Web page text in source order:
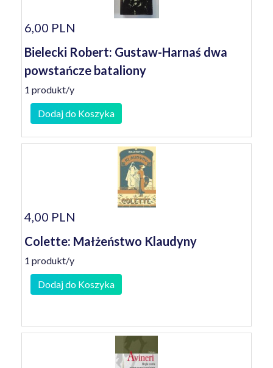
6,00 PLN
Bielecki Robert: Gustaw-Harnaś dwa
powstańcze bataliony
1 produkt/y
Dodaj do Koszyka
4,00 PLN
Colette: Małżeństwo Klaudyny
1 produkt/y
Dodaj do Koszyka